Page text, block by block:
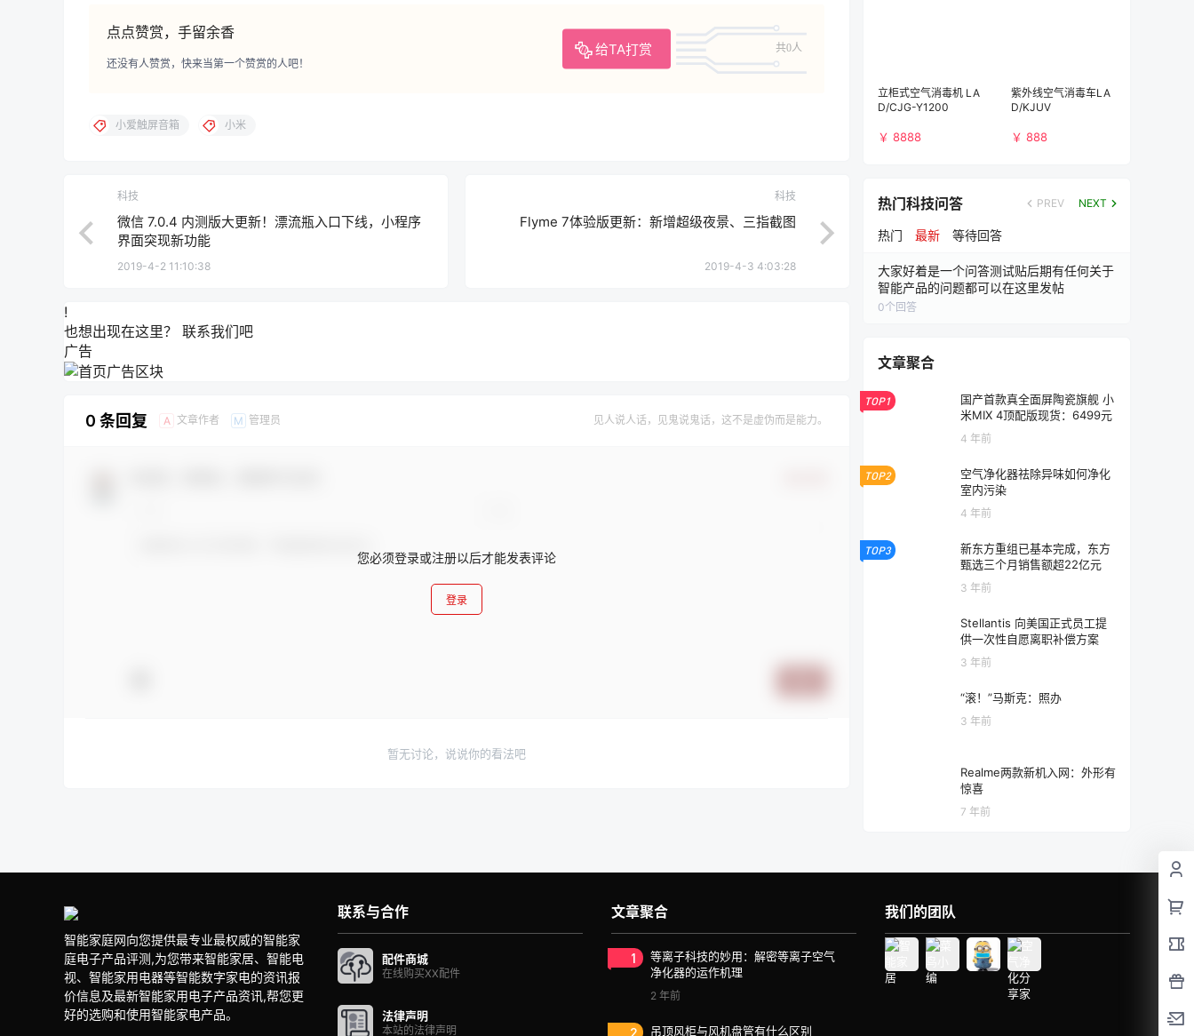
点点赞赏，手留余香
给TA打赏 共0人
还没有人赞赏，快来当第一个赞赏的人吧！
小爱触屏音箱 小米
科技
微信 7.0.4 内测版大更新！漂流瓶入口下线，小程序
界面突现新功能
2019-4-2 11:10:38
科技
Flyme 7体验版更新：新增超级夜景、三指截图
2019-4-3 4:03:28
!
也想出现在这里？ 联系我们吧
广告
0 条回复 A 文章作者 M 管理员 见人说人话，见鬼说鬼话，这不是虚伪而是能力。
您必须登录或注册以后才能发表评论
登录
暂无讨论，说说你的看法吧
立柜式空气消毒机 LA
D/CJG-Y1200
￥ 8888
紫外线空气消毒车LA
D/KJUV
￥ 888
热门科技问答 PREV NEXT
热门 最新 等待回答
大家好着是一个问答测试贴后期有任何关于
智能产品的问题都可以在这里发帖
0个回答
文章聚合
TOP1
国产首款真全面屏陶瓷旗舰 小
米MIX 4顶配版现货：6499元
4 年前
TOP2
空气净化器祛除异味如何净化
室内污染
4 年前
TOP3
新东方重组已基本完成，东方
甄选三个月销售额超22亿元
3 年前
Stellantis 向美国正式员工提
供一次性自愿离职补偿方案
3 年前
“滚！”马斯克：照办
3 年前
Realme两款新机入网：外形有
惊喜
7 年前
智能家庭网向您提供最专业最权威的智能家
庭电子产品评测,为您带来智能家居、智能电
视、智能家用电器等智能数字家电的资讯报
价信息及最新智能家用电子产品资讯,帮您更
好的选购和使用智能家电产品。
联系与合作
配件商城
在线购买XX配件
法律声明
本站的法律声明
文章聚合
1
等离子科技的妙用：解密等离子空气
净化器的运作机理
2 年前
2 吊顶风柜与风机盘管有什么区别
我们的团队